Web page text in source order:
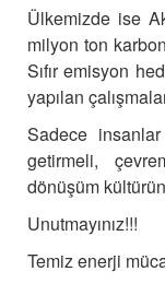
Ülkemizde ise
milyon ton
Sıfır emisyon
yapılan
Sadece
getirmeli,
dönüşüm
Unutmayınız!!!
Temiz enerji